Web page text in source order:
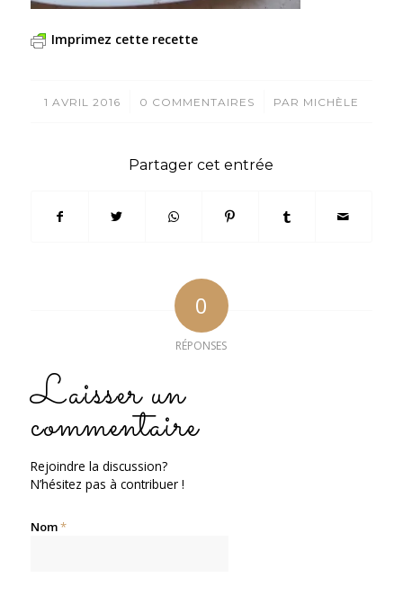
Imprimez cette recette
1 AVRIL 2016
/ 0 COMMENTAIRES
/ PAR MICHÈLE
Partager cet entrée
0
RÉPONSES
Laisser un
commentaire
Rejoindre la discussion?
N’hésitez pas à contribuer !
Nom*